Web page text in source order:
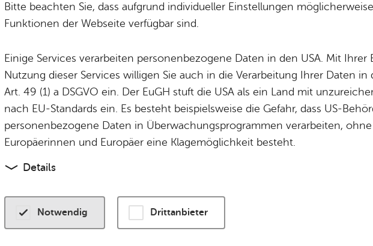
Zum Laden dieser Karte wird eine Verbindung zu externen Servern hergestellt. Diese
andere Tracking-Technologien, um die Bedienung zu personalisieren und zu
Cookies akzeptieren und Karte laden
Bitte beachten Sie, dass aufgrund individueller Einstellungen
Funktionen der Webseite verfügbar sind.
Einige Services verarbeiten personenbezogene Daten in den USA. Mit Ihrer
Nutzung dieser Services willigen Sie auch in die Verarbeitung Ihrer Daten in
Art. 49 (1) a DSGVO ein. Der EuGH stuft die USA als ein Land mit
nach EU-Standards ein. Es besteht beispielsweise die Gefahr, dass US-
personenbezogene Daten in Überwachungsprogrammen verarbeiten, ohne
Europäerinnen und Europäer eine Klagemöglichkeit besteht.
Details
Notwendig Drittanbieter